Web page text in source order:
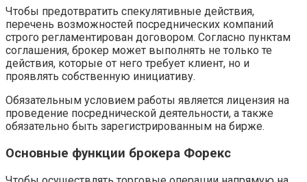
Чтобы предотвратить спекулятивные действия,
перечень возможностей посреднических компаний
строго регламентирован договором. Согласно пунктам
соглашения, брокер может выполнять не только те
действия, которые от него требует клиент, но и
проявлять собственную инициативу.
Обязательным условием работы является лицензия на
проведение посреднической деятельности, а также
обязательно быть зарегистрированным на бирже.
Основные функции брокера Форекс